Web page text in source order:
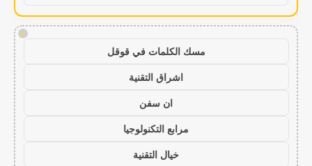
!
مسك الكلمات في قوقل
اشراق التقنية
ان سفن
مرابع التكنولوجيا
خيال التقنية